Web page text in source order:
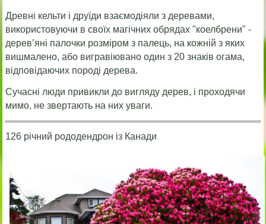
Древні кельти і друїди взаємодіяли з деревами,
використовуючи в своїх магічних обрядах "коелбрени" -
дерев’яні палочки розміром з палець, на кожній з яких
вишмалено, або вигравіювано один з 20 знаків огама,
відповідаючих породі дерева.
Сучасні люди привикли до вигляду дерев, і проходячи
мимо, не звертають на них уваги.
126 річний рододендрон із Канади